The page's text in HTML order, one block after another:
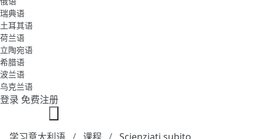
瑞典语
土耳其语
荷兰语
立陶宛语
希腊语
波兰语
乌克兰语
登录 免费注册